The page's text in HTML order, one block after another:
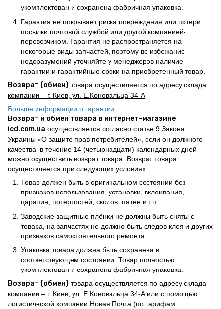
укомплектован и сохранена фабричная упаковка.
Гарантия не покрывает риска повреждения или потери
посылки почтовой службой или другой компанией-
перевозчиком. Гарантия не распространяется на
некоторые виды запчастей, поэтому во избежание
недоразумений уточняйте у менеджеров наличие
гарантии и гарантийные сроки на приобретенный товар.
Возврат (обмен) товара осуществляется по адресу склада
компании – г. Киев, ул. Е.Коновальца 34-А
Больше информации о гарантии
Возврат и обмен товара в интернет-магазине
icd.com.ua осуществляется согласно статье 9 Закона
Украины «О защите прав потребителей», если он должного
качества, в течение 14 (четырнадцати) календарных дней
можно осуществить возврат товара. Возврат товара
осуществляется при следующих условиях:
Товар должен быть в оригинальном состоянии без
признаков использования, установки, вклеивания,
царапин, потертостей, сколов, пятен и т.п.
Заводские защитные плёнки не должны быть сняты с
товара, на запчастях не должно быть следов клея и других
признаков самостоятельного ремонта.
Упаковка товара должна быть сохранена в
соответствующем состоянии. Товар полностью
укомплектован и сохранена фабричная упаковка.
Возврат (обмен) товара осуществляется по адресу склада
компании – г. Киев, ул. Е.Коновальца 34-А или с помощью
логистической компании Новая Почта (по тарифам